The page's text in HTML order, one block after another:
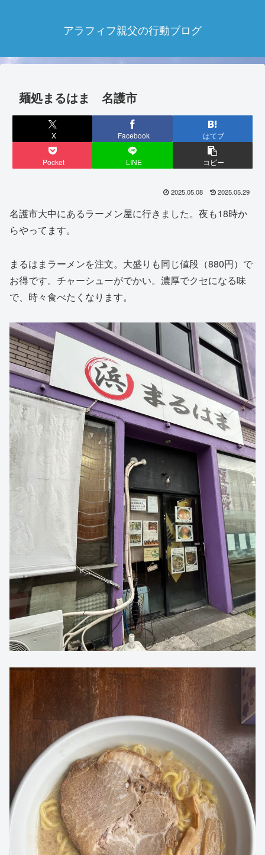
アラフィフ親父の行動ブログ
麺処まるはま 名護市
X Facebook はてブ
Pocket LINE コピー
2025.05.08 2025.05.29
名護市大中にあるラーメン屋に行きました。夜も18時か
らやってます。
まるはまラーメンを注文。大盛りも同じ値段（880円）で
お得です。チャーシューがでかい。濃厚でクセになる味
で、時々食べたくなります。